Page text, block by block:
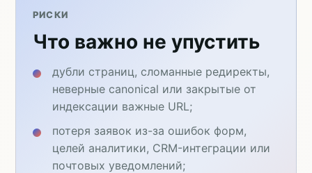
РИСКИ
Что важно не упустить
дубли страниц, сломанные редиректы,
неверные canonical или закрытые от
индексации важные URL;
потеря заявок из-за ошибок форм,
целей аналитики, CRM-интеграции или
почтовых уведомлений;